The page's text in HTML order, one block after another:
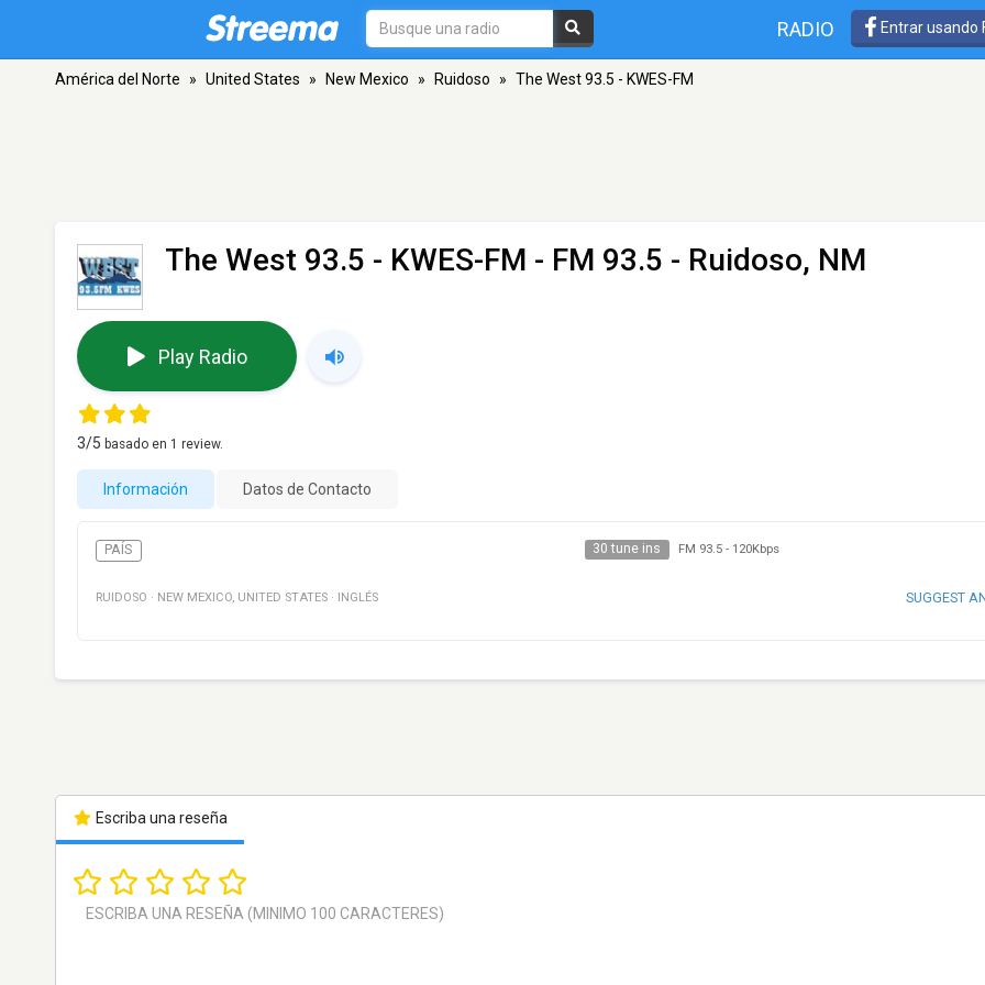
RADIO Entrar usando
América del Norte » United States » New Mexico » Ruidoso » The West 93.5 - KWES-FM
The West 93.5 - KWES-FM - FM 93.5 - Ruidoso, NM
Play Radio
3/5 basado en 1 review.
Información Datos de Contacto
PAÍS 30 tune ins FM 93.5- 120Kbps
RUIDOSO · NEW MEXICO, UNITED STATES · INGLÉS SUGGEST
Escriba una reseña